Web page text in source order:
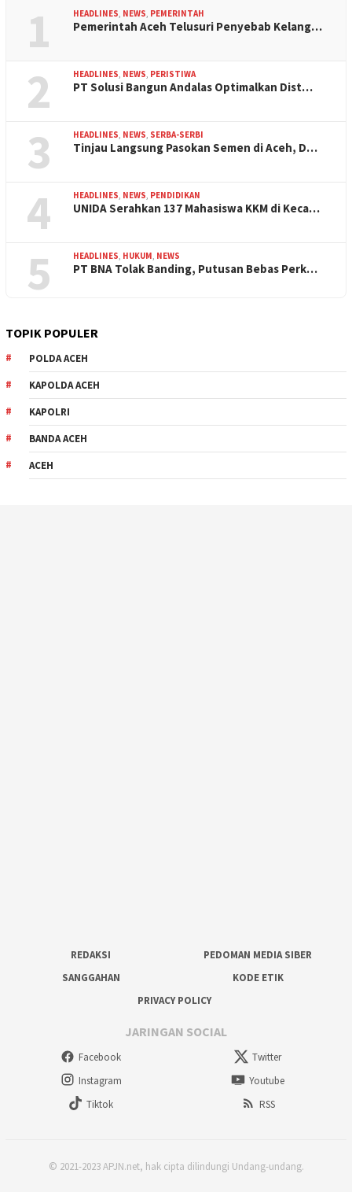
1 HEADLINES, NEWS, PEMERINTAH
Pemerintah Aceh Telusuri Penyebab Kelang…
2 HEADLINES, NEWS, PERISTIWA
PT Solusi Bangun Andalas Optimalkan Dist…
3 HEADLINES, NEWS, SERBA-SERBI
Tinjau Langsung Pasokan Semen di Aceh, D…
4 HEADLINES, NEWS, PENDIDIKAN
UNIDA Serahkan 137 Mahasiswa KKM di Keca…
5 HEADLINES, HUKUM, NEWS
PT BNA Tolak Banding, Putusan Bebas Perk…
TOPIK POPULER
POLDA ACEH
KAPOLDA ACEH
KAPOLRI
BANDA ACEH
ACEH
REDAKSI
PEDOMAN MEDIA SIBER
SANGGAHAN
KODE ETIK
PRIVACY POLICY
JARINGAN SOCIAL
Facebook
Twitter
Instagram
Youtube
Tiktok
RSS
© 2021-2023 APJN.net, hak cipta dilindungi Undang-undang.